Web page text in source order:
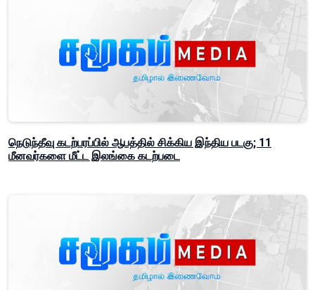
நெடுந்தீவு கடற்பரப்பில் ஆபத்தில் சிக்கிய இந்திய படகு; 11
மீனவர்களை மீட்ட இலங்கை கடற்படை